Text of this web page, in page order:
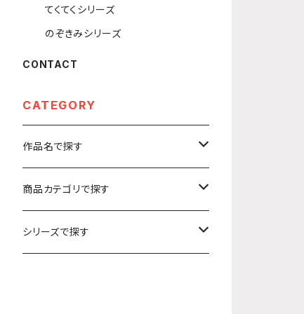
てくてくシリーズ
のぞきみシリーズ
CONTACT
CATEGORY
作品名で探す
カ行
ガールズ＆パンツァー
サ行
商品カテゴリで探す
アクリルキーホルダー
シリーズで探す